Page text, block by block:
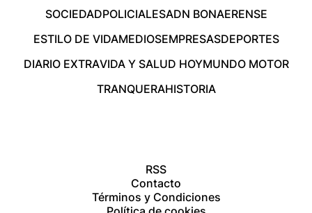
SOCIEDADPOLICIALESADN BONAERENSE
ESTILO DE VIDAMEDIOSEMPRESASDEPORTES
DIARIO EXTRAVIDA Y SALUD HOYMUNDO MOTOR
TRANQUERAHISTORIA
RSS
Contacto
Términos y Condiciones